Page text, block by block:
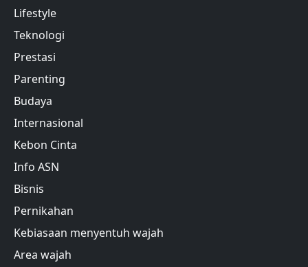
Lifestyle
Teknologi
Prestasi
Parenting
Budaya
Internasional
Kebon Cinta
Info ASN
Bisnis
Pernikahan
Kebiasaan menyentuh wajah
Area wajah